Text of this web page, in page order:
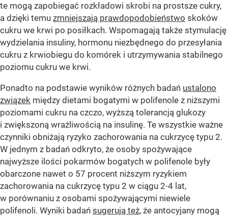
te mogą zapobiegać rozkładowi skrobi na prostsze cukry,
a dzięki temu zmniejszają prawdopodobieństwo skoków
cukru we krwi po posiłkach. Wspomagają także stymulację
wydzielania insuliny, hormonu niezbędnego do przesyłania
cukru z krwiobiegu do komórek i utrzymywania stabilnego
poziomu cukru we krwi.
Ponadto na podstawie wyników różnych badań ustalono
związek między dietami bogatymi w polifenole z niższymi
poziomami cukru na czczo, wyższą tolerancją glukozy
i zwiększoną wrażliwością na insulinę. Te wszystkie ważne
czynniki obniżają ryzyko zachorowania na cukrzycę typu 2.
W jednym z badań odkryto, że osoby spożywające
najwyższe ilości pokarmów bogatych w polifenole były
obarczone nawet o ​​57 procent niższym ryzykiem
zachorowania na cukrzycę typu 2 w ciągu 2-4 lat,
w porównaniu z osobami spożywającymi niewiele
polifenoli. Wyniki badań sugerują też, że antocyjany mogą